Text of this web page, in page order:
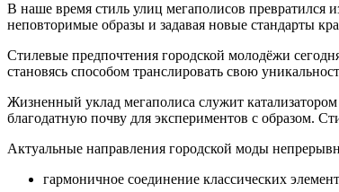
В наше время стиль улиц мегаполисов превратился
неповторимые образы и задавая новые стандарты
Стилевые предпочтения городской молодёжи
становясь способом транслировать свою
Жизненный уклад мегаполиса служит
благодатную почву для экспериментов с образом.
Актуальные направления городской моды
гармоничное соединение классических